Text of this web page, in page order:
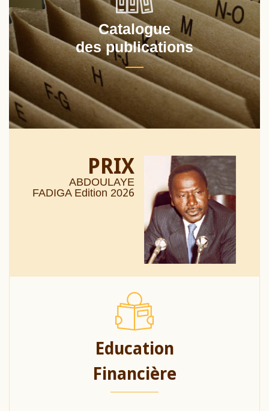
Catalogue
des publications
PRIX
ABDOULAYE
FADIGA Edition 2026
Education
Financière